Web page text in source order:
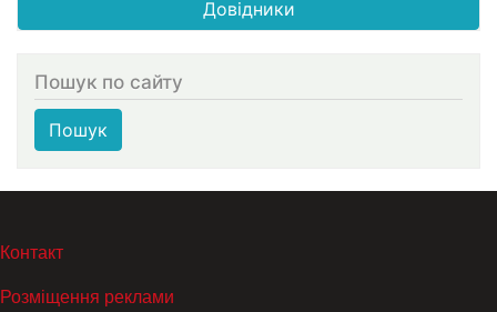
Довідники
Пошук по сайту
Пошук
МЕНЮ В ПОДВАЛЕ
Контакт
Розміщення реклами